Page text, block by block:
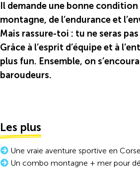
Il demande une bonne
montagne, de l’endurance et
Mais rassure-toi : tu ne seras
Grâce à l’esprit d’équipe et à
plus fun. Ensemble, on
baroudeurs.
Les plus
Une vraie aventure sportive en
Un combo montagne + mer pour